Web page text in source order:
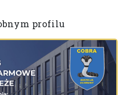
profilu